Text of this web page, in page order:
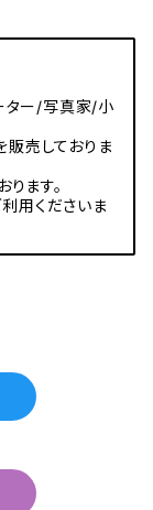
ター/写真家/小
販売しておりま
ます。
用くださいま